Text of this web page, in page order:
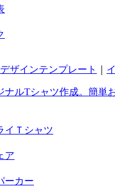
デザインテンプレート